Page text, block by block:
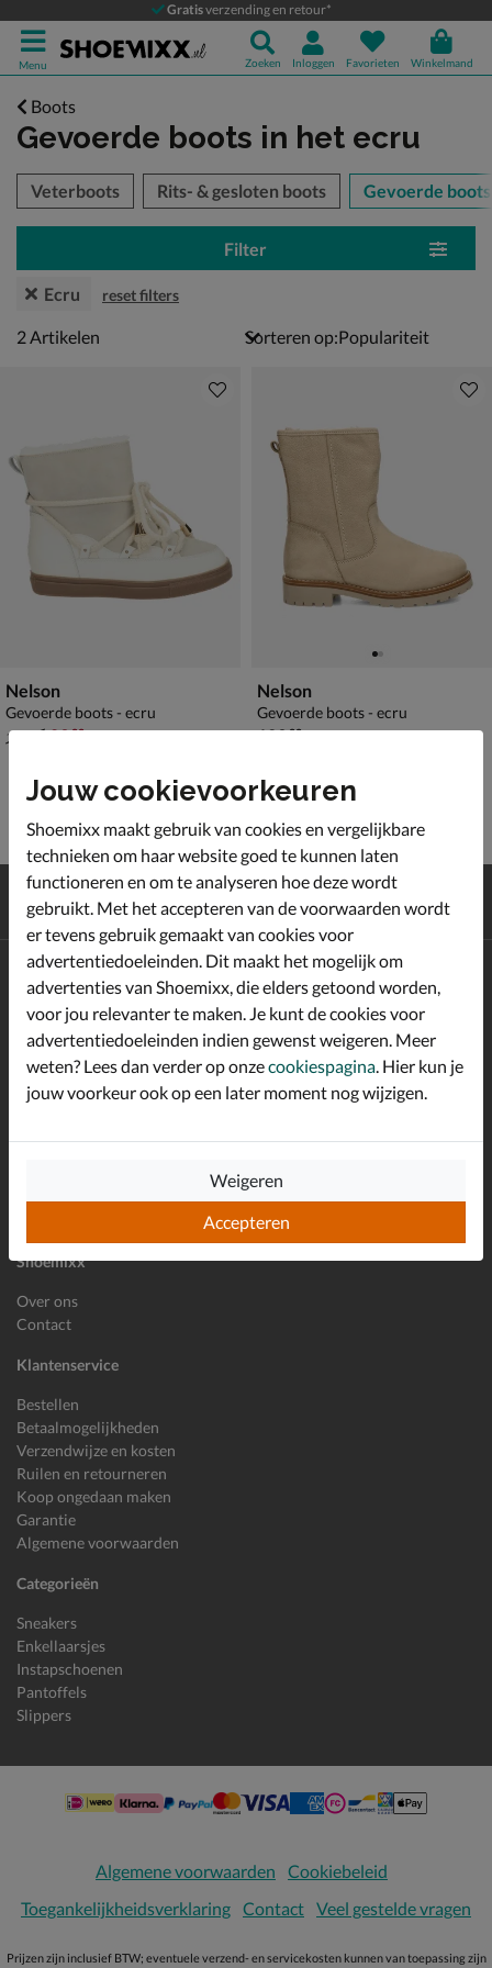
Gratisverzending en retour*
Menu Zoeken Inloggen Favorieten Winkelmand
Boots
Gevoerde boots in het ecru
over
Veterboots Rits- & gesloten boots Gevoerde boots
Filter
Ecru reset filters
2 artikelen
2Artikelen Sorteren op:
Nelson
Gevoerde boots - ecru
van € 119,99 voor € 83,99
119 83,99
Nelson
Gevoerde boots - ecru
€ 129,99
129,99
Gratisverzending en retour*
Achterafbetalen
Shoemixx
Over ons
Contact
Klantenservice
Bestellen
Betaalmogelijkheden
Verzendwijze en kosten
Ruilen en retourneren
Koop ongedaan maken
Garantie
Algemene voorwaarden
Categorieën
Sneakers
Enkellaarsjes
Instapschoenen
Pantoffels
Slippers
Altijd op de hoogte zijn?
Schrijf je in voor de Shoemixx nieuwsbrief en ontvang €10,-
welkomstkorting!*
E-mailadres
Algemene voorwaarden
Cookiebeleid
Toegankelijkheidsverklaring Contact Veel gestelde vragen
Prijzen zijn inclusief BTW; eventuele verzend- en servicekosten kunnen van toepassing zijn
Jouw cookievoorkeuren
Shoemixx maakt gebruik van cookies en vergelijkbare
technieken om haar website goed te kunnen laten
functioneren en om te analyseren hoe deze wordt
gebruikt. Met het accepteren van de voorwaarden wordt
er tevens gebruik gemaakt van cookies voor
advertentiedoeleinden. Dit maakt het mogelijk om
advertenties van Shoemixx, die elders getoond worden,
voor jou relevanter te maken. Je kunt de cookies voor
advertentiedoeleinden indien gewenst weigeren. Meer
weten? Lees dan verder op onzecookiespagina . Hier kun je
jouw voorkeur ook op een later moment nog wijzigen.
Accepteren
Weigeren